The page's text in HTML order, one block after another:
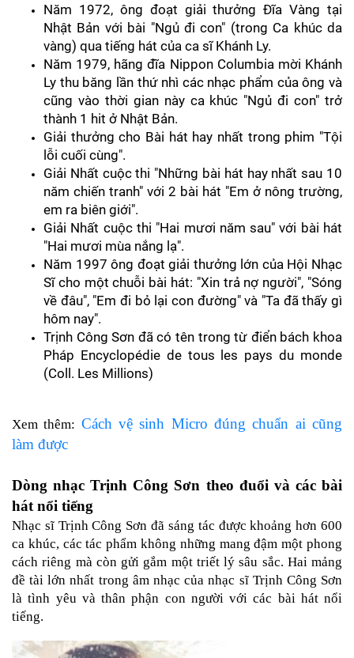
Năm 1972, ông đoạt giải thưởng Đĩa Vàng tại
Nhật Bản với bài "Ngủ đi con" (trong Ca khúc da
vàng) qua tiếng hát của ca sĩ Khánh Ly.
Năm 1979, hãng đĩa Nippon Columbia mời Khánh
Ly thu băng lần thứ nhì các nhạc phẩm của ông và
cũng vào thời gian này ca khúc "Ngủ đi con" trở
thành 1 hit ở Nhật Bản.
Giải thưởng cho Bài hát hay nhất trong phim "Tội
lỗi cuối cùng".
Giải Nhất cuộc thi "Những bài hát hay nhất sau 10
năm chiến tranh" với 2 bài hát "Em ở nông trường,
em ra biên giới".
Giải Nhất cuộc thi "Hai mươi năm sau" với bài hát
"Hai mươi mùa nắng lạ".
Năm 1997 ông đoạt giải thưởng lớn của Hội Nhạc
Sĩ cho một chuỗi bài hát: "Xin trả nợ người", "Sóng
về đâu", "Em đi bỏ lại con đường" và "Ta đã thấy gì
hôm nay".
Trịnh Công Sơn đã có tên trong từ điển bách khoa
Pháp Encyclopédie de tous les pays du monde
(Coll. Les Millions)
Xem thêm: Cách vệ sinh Micro đúng chuẩn ai cũng
làm được
Dòng nhạc Trịnh Công Sơn theo đuổi và các bài
hát nổi tiếng
Nhạc sĩ Trịnh Công Sơn đã sáng tác được khoảng hơn 600
ca khúc, các tác phẩm không những mang đậm một phong
cách riêng mà còn gửi gắm một triết lý sâu sắc. Hai mảng
đề tài lớn nhất trong âm nhạc của nhạc sĩ Trịnh Công Sơn
là tình yêu và thân phận con người với các bài hát nổi
tiếng.